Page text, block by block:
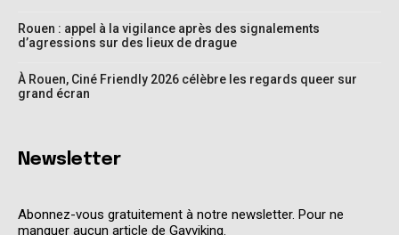
Rouen : appel à la vigilance après des signalements
d’agressions sur des lieux de drague
À Rouen, Ciné Friendly 2026 célèbre les regards queer sur
grand écran
Newsletter
Abonnez-vous gratuitement à notre newsletter. Pour ne
manquer aucun article de Gayviking.